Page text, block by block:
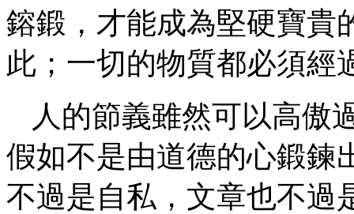
鎔鍛，才能成為堅硬寶貴
此；一切的物質都必須經
人的節義雖然可以高傲
假如不是由道德的心鍛鍊
不過是自私，文章也不過